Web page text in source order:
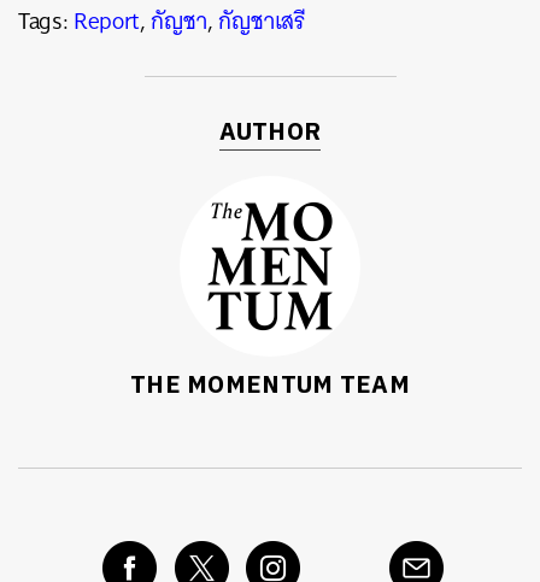
Tags:Report,กัญชา,กัญชาเสรี
AUTHOR
THE MOMENTUM TEAM